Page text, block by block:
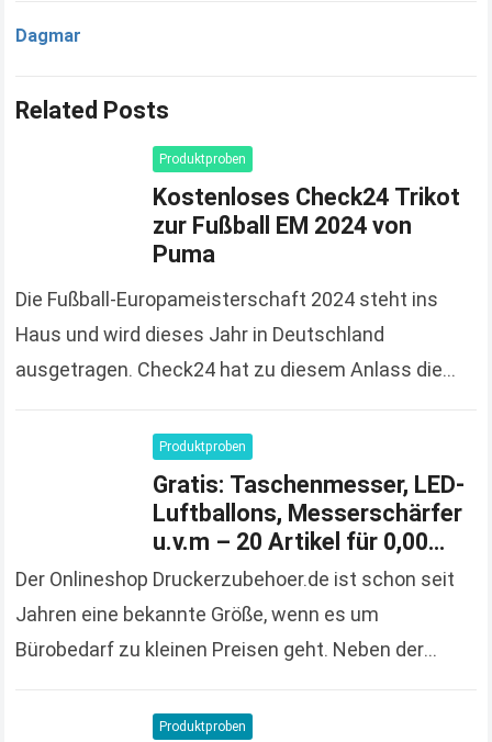
Dagmar
Related Posts
Produktproben
Kostenloses Check24 Trikot
zur Fußball EM 2024 von
Puma
Die Fußball-Europameisterschaft 2024 steht ins
Haus und wird dieses Jahr in Deutschland
ausgetragen. Check24 hat zu diesem Anlass die
solange der Vorrat reicht und 100%…
Produktproben
Gratis: Taschenmesser, LED-
Luftballons, Messerschärfer
u.v.m – 20 Artikel für 0,00
Euro bestellen
Der Onlineshop Druckerzubehoer.de ist schon seit
Jahren eine bekannte Größe, wenn es um
Bürobedarf zu kleinen Preisen geht. Neben der
Onlineshop auch immer wieder…
Produktproben